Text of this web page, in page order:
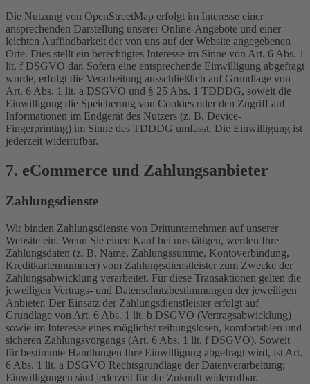
Die Nutzung von OpenStreetMap erfolgt im Interesse einer
ansprechenden Darstellung unserer Online-Angebote und einer
leichten Auffindbarkeit der von uns auf der Website angegebenen
Orte. Dies stellt ein berechtigtes Interesse im Sinne von Art. 6 Abs. 1
lit. f DSGVO dar. Sofern eine entsprechende Einwilligung abgefragt
wurde, erfolgt die Verarbeitung ausschließlich auf Grundlage von
Art. 6 Abs. 1 lit. a DSGVO und § 25 Abs. 1 TDDDG, soweit die
Einwilligung die Speicherung von Cookies oder den Zugriff auf
Informationen im Endgerät des Nutzers (z. B. Device-
Fingerprinting) im Sinne des TDDDG umfasst. Die Einwilligung ist
jederzeit widerrufbar.
7. eCommerce und Zahlungs­anbieter
Zahlungsdienste
Wir binden Zahlungsdienste von Drittunternehmen auf unserer
Website ein. Wenn Sie einen Kauf bei uns tätigen, werden Ihre
Zahlungsdaten (z. B. Name, Zahlungssumme, Kontoverbindung,
Kreditkartennummer) vom Zahlungsdienstleister zum Zwecke der
Zahlungsabwicklung verarbeitet. Für diese Transaktionen gelten die
jeweiligen Vertrags- und Datenschutzbestimmungen der jeweiligen
Anbieter. Der Einsatz der Zahlungsdienstleister erfolgt auf
Grundlage von Art. 6 Abs. 1 lit. b DSGVO (Vertragsabwicklung)
sowie im Interesse eines möglichst reibungslosen, komfortablen und
sicheren Zahlungsvorgangs (Art. 6 Abs. 1 lit. f DSGVO). Soweit
für bestimmte Handlungen Ihre Einwilligung abgefragt wird, ist Art.
6 Abs. 1 lit. a DSGVO Rechtsgrundlage der Datenverarbeitung;
Einwilligungen sind jederzeit für die Zukunft widerrufbar.